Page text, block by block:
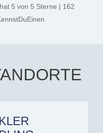
in
thanks, and a huge part of
the credit goes to Amelie
Jamrowâ€”she was
exceptionally professional,
Hegerich Immobilien to
anyone looking for a home.
hat 5 von 5 Sterne | 162